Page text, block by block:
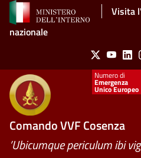
Salta al contenuto principale
Visita
nazionale
Social
X Youtube
Emergenza
Unico Europeo
Comando VVF Cosenza
’Ubicumque periculum ibi